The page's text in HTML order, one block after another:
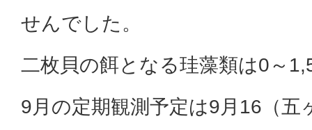
せんでした。
二枚貝の餌となる珪藻類は0～
9月の定期観測予定は9月16（五